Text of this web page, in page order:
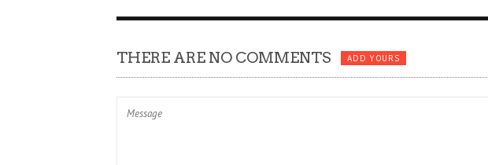
THERE ARE NO COMMENTS ADD YOURS